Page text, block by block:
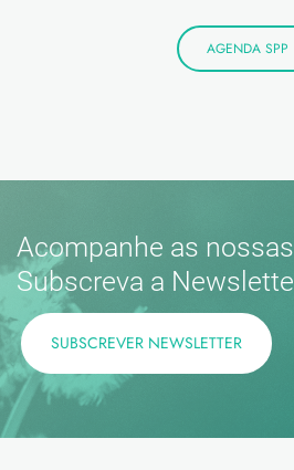
AGENDA SPP
Acompanhe as
Subscreva a
SUBSCREVER NEWSLETTER